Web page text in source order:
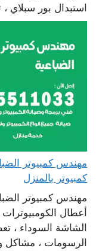
استبدال بور سبلاي
كمبيوتر بالمنزل
مهندس كمبيوتر
أعطال
الشاشة السوداء ،
الرسومات ، مشاكل